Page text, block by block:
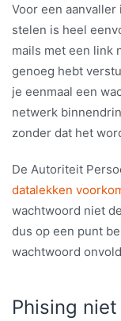
Voor een
stelen is heel
mails met een link
genoeg hebt
je eenmaal een
netwerk
zonder dat het
De Autoriteit
datalekken
wachtwoord niet
dus op een punt
wachtwoord
Phising